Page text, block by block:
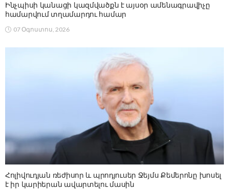
Ինչպիսի կանացի կազմվածքն է այսօր ամենագրավիչը
համարվում տղամարդու համար
07 Օգոստոս, 2026
Հոլիվուդյան ռեժիսոր և պրոդյուսեր Ջեյմս Քեմերոնը խոսել
է իր կարիերան ավարտելու մասին